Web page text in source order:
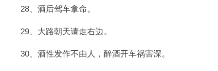
28、酒后驾车拿命。
29、大路朝天请走右边。
30、酒性发作不由人，醉酒开车祸害深。